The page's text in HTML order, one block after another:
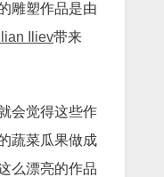
雕塑作品是由
Ilian Iliev带来
会觉得这些作
蔬菜瓜果做成
么漂亮的作品